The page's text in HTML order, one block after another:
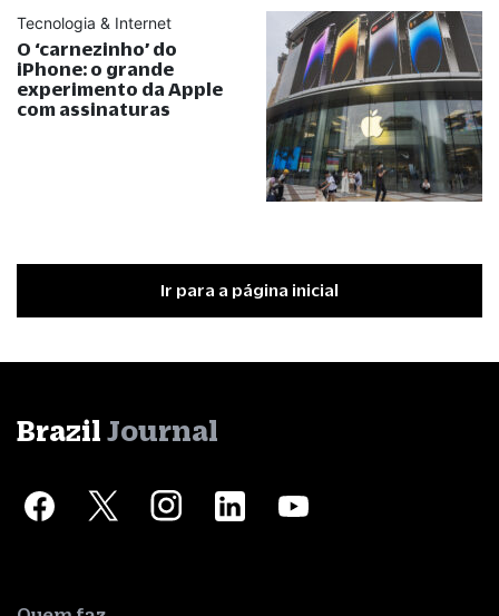
Tecnologia & Internet
O ‘carnezinho’ do
iPhone: o grande
experimento da Apple
com assinaturas
Ir para a página inicial
Brazil Journal